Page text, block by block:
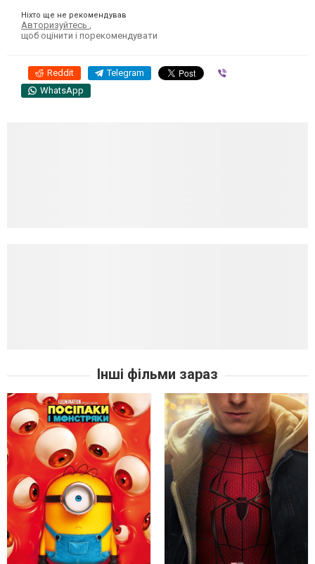
Ніхто ще не рекомендував
Авторизуйтесь ,
щоб оцінити і порекомендувати
Reddit Telegram
WhatsApp
Інші фільми зараз